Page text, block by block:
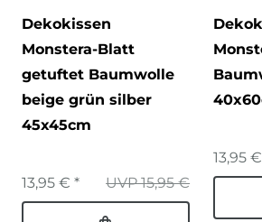
Dekokissen
Monstera-Blatt
getuftet Baumwolle
beige grün silber
45x45cm
UVP 15,95 €
13,95 € *
13,95